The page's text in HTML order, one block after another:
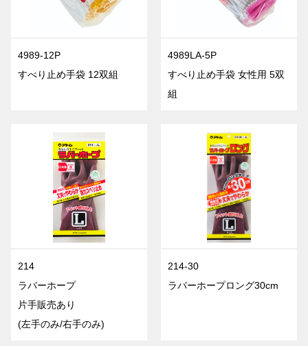
4989-12P
すべり止め手袋 12双組
4989LA-5P
すべり止め手袋 女性用 5双
組
214
ラバーホープ
片手販売あり
(左手のみ/右手のみ)
214-30
ラバーホープロング30cm